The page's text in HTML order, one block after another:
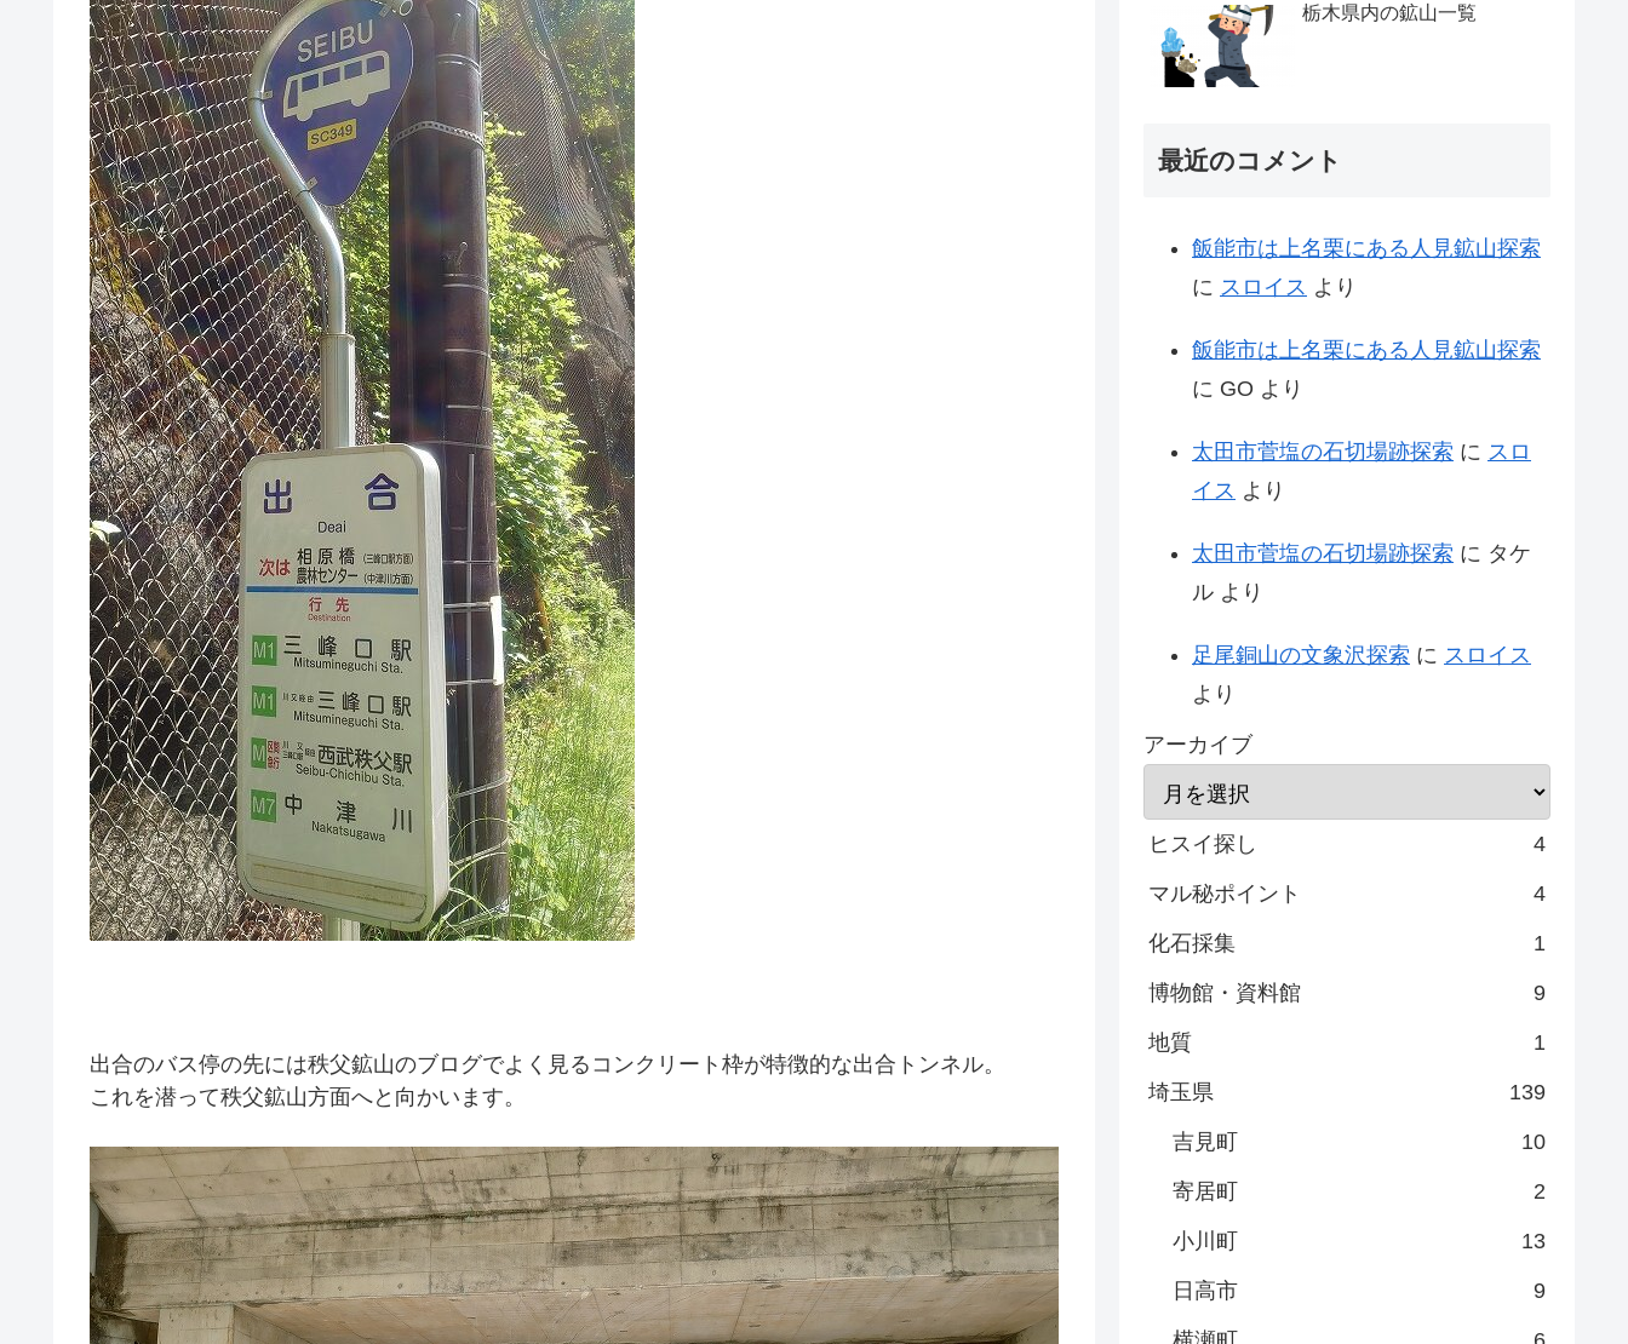
出合のバス停の先には秩父鉱山のブログでよく見るコンクリート枠が特徴的な出合トンネル。
これを潜って秩父鉱山方面へと向かいます。
栃木県内の鉱山一覧
最近のコメント
飯能市は上名栗にある人見鉱山探索
に スロイス より
飯能市は上名栗にある人見鉱山探索
に GO より
太田市菅塩の石切場跡探索 に スロ
イス より
太田市菅塩の石切場跡探索 に タケ
ル より
足尾銅山の文象沢探索 に スロイス
より
アーカイブ
ヒスイ探し 4
マル秘ポイント 4
化石採集 1
博物館・資料館 9
地質 1
埼玉県 139
吉見町 10
寄居町 2
小川町 13
日高市 9